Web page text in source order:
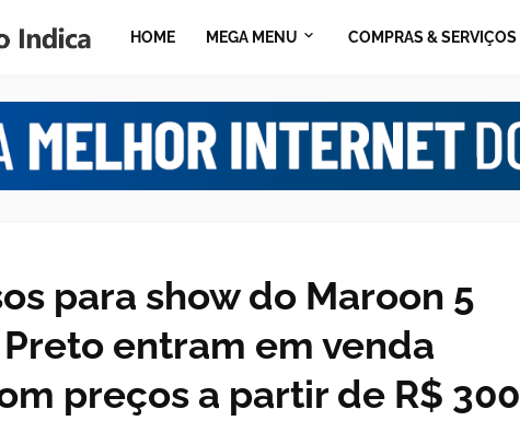
HOME MEGA MENU COMPRAS & SERVIÇOS
para show do Maroon 5
entram em venda
preços a partir de R$ 300